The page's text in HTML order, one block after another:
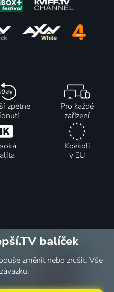
zpětné
Pro každé
zařízení
Kdekoli
v EU
balíček
změnit nebo zrušit. Vše